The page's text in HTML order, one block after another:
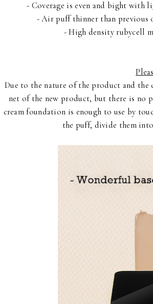
- Coverage is even and bight
- Air puff thinner than previous
- High density rubycell
Due to the nature of the product and the
net of the new product, but there is no
cream foundation is enough to use by
the puff, divide them